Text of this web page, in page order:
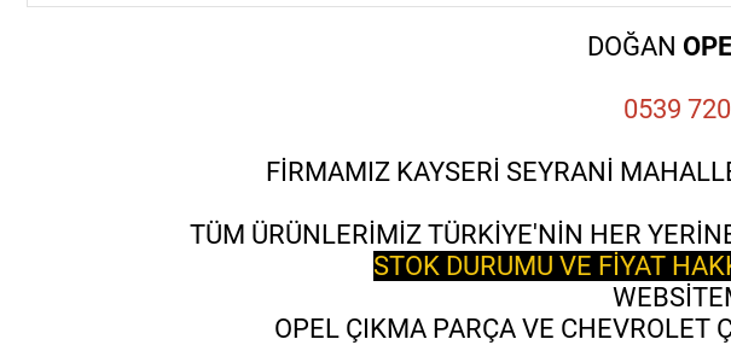
DOĞAN
0539
FİRMAMIZ KAYSERİ SEYRANİ
TÜM ÜRÜNLERİMİZ TÜRKİYE'NİN HER
STOK DURUMU VE FİYAT
OPEL ÇIKMA PARÇA VE CHEVROLET